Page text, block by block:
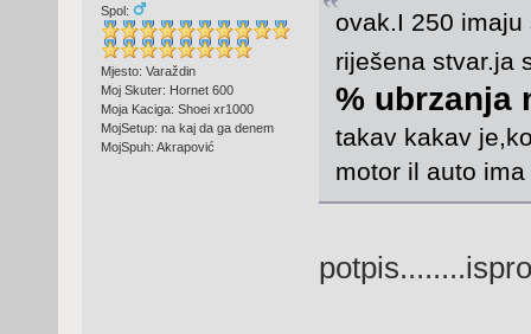
Spol:
Mjesto: Varaždin
Moj Skuter: Hornet 600
Moja Kaciga: Shoei xr1000
MojSetup: na kaj da ga denem
MojSpuh: Akrapović
ovak.I 250
riješena stvar.ja
% ubrzanja
takav kakav
motor il auto